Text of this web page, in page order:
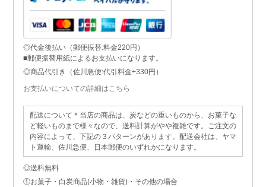
◎代金後払い（郵便振替:料金220円）
■郵便振替用紙によるお支払いになります。
◎商品代引き（佐川急便:代引料金+330円）
お支払いについての詳細はこちら
配送について＊当店の商品は、炭などの重いものから、お菓子な
ど軽いものまで様々なので、送料計算がやや複雑です。ご注文の
内容によって、下記の３パターンがあります。配送会社は、ヤマ
ト運輸、佐川急便、日本郵便のいずれかになります。
◎送料無料
①お菓子・白炭商品(小物・雑貨)・その他の場合